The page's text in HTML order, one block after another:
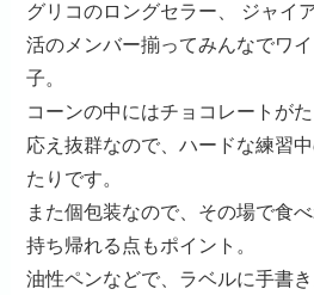
グリコのロングセラー、 ジャイ
活のメンバー揃ってみんなでワ
子。
コーンの中にはチョコレートが
応え抜群なので、ハードな練習
たりです。
また個包装なので、その場で食
持ち帰れる点もポイント。
油性ペンなどで、ラベルに手書